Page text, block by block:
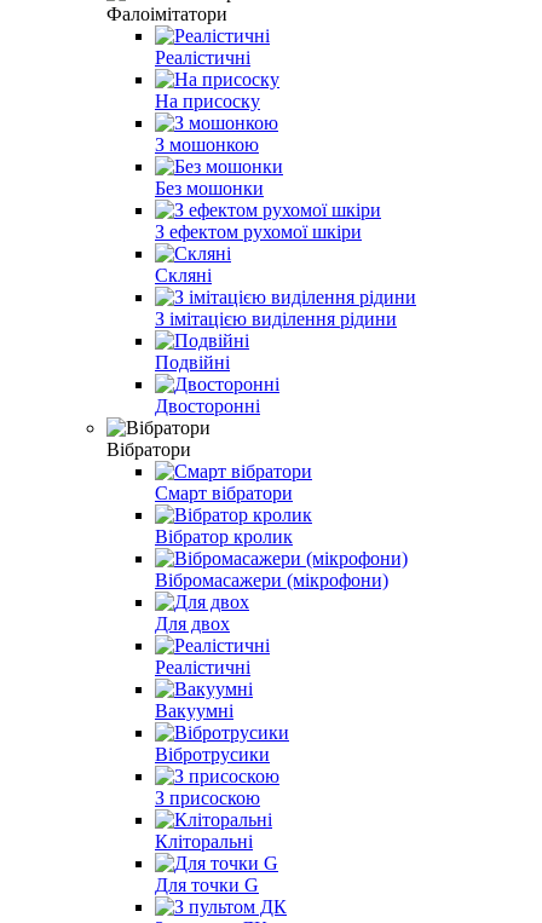
Фалоімітатори
Реалістичні
На присоску
З мошонкою
Без мошонки
З ефектом рухомої шкіри
Скляні
З імітацією виділення рідини
Подвійні
Двосторонні
Вібратори
Смарт вібратори
Вібратор кролик
Вібромасажери (мікрофони)
Для двох
Реалістичні
Вакуумні
Вібротрусики
З присоскою
Кліторальні
Для точки G